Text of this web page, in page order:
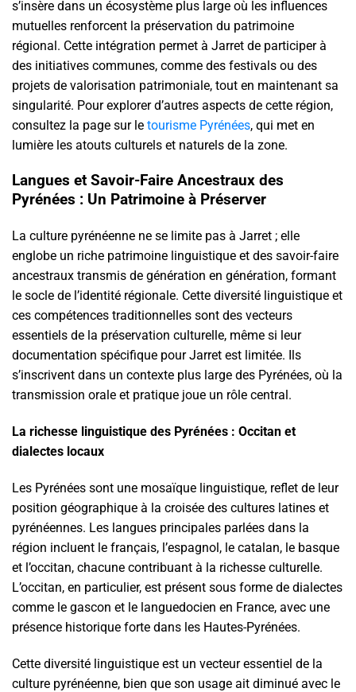
s’insère dans un écosystème plus large où les influences
mutuelles renforcent la préservation du patrimoine
régional. Cette intégration permet à Jarret de participer à
des initiatives communes, comme des festivals ou des
projets de valorisation patrimoniale, tout en maintenant sa
singularité. Pour explorer d’autres aspects de cette région,
consultez la page sur le tourisme Pyrénées, qui met en
lumière les atouts culturels et naturels de la zone.
Langues et Savoir-Faire Ancestraux des
Pyrénées : Un Patrimoine à Préserver
La culture pyrénéenne ne se limite pas à Jarret ; elle
englobe un riche patrimoine linguistique et des savoir-faire
ancestraux transmis de génération en génération, formant
le socle de l’identité régionale. Cette diversité linguistique et
ces compétences traditionnelles sont des vecteurs
essentiels de la préservation culturelle, même si leur
documentation spécifique pour Jarret est limitée. Ils
s’inscrivent dans un contexte plus large des Pyrénées, où la
transmission orale et pratique joue un rôle central.
La richesse linguistique des Pyrénées : Occitan et
dialectes locaux
Les Pyrénées sont une mosaïque linguistique, reflet de leur
position géographique à la croisée des cultures latines et
pyrénéennes. Les langues principales parlées dans la
région incluent le français, l’espagnol, le catalan, le basque
et l’occitan, chacune contribuant à la richesse culturelle.
L’occitan, en particulier, est présent sous forme de dialectes
comme le gascon et le languedocien en France, avec une
présence historique forte dans les Hautes-Pyrénées.
Cette diversité linguistique est un vecteur essentiel de la
culture pyrénéenne, bien que son usage ait diminué avec le